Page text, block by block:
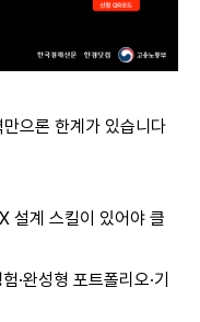
으론 한계가 있습니다
설계 스킬이 있어야 클
·완성형 포트폴리오·기